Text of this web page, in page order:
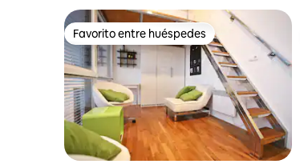
Favorito entre huéspedes
Favorito entre huéspedes